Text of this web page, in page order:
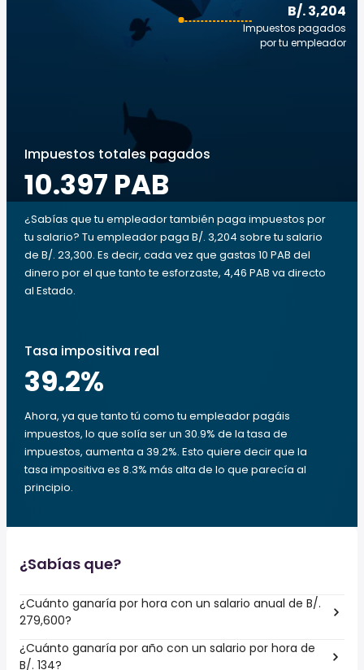
B/. 3,204
Impuestos pagados
por tu empleador
Impuestos totales pagados
10.397 PAB
¿Sabías que tu empleador también paga impuestos por
tu salario? Tu empleador paga B/. 3,204 sobre tu salario
de B/. 23,300. Es decir, cada vez que gastas 10 PAB del
dinero por el que tanto te esforzaste, 4,46 PAB va directo
al Estado.
Tasa impositiva real
39.2%
Ahora, ya que tanto tú como tu empleador pagáis
impuestos, lo que solía ser un 30.9% de la tasa de
impuestos, aumenta a 39.2%. Esto quiere decir que la
tasa impositiva es 8.3% más alta de lo que parecía al
principio.
¿Sabías que?
¿Cuánto ganaría por hora con un salario anual de B/.
279,600?
¿Cuánto ganaría por año con un salario por hora de
B/. 134?